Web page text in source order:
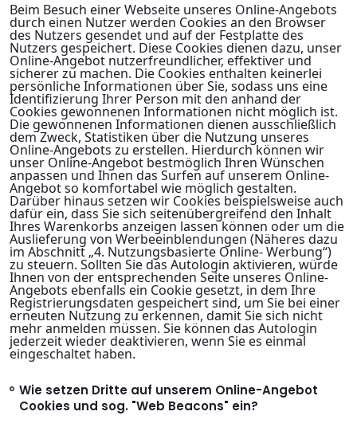
Beim Besuch einer Webseite unseres Online-Angebots
durch einen Nutzer werden Cookies an den Browser
des Nutzers gesendet und auf der Festplatte des
Nutzers gespeichert. Diese Cookies dienen dazu, unser
Online-Angebot nutzerfreundlicher, effektiver und
sicherer zu machen. Die Cookies enthalten keinerlei
persönliche Informationen über Sie, sodass uns eine
Identifizierung Ihrer Person mit den anhand der
Cookies gewonnenen Informationen nicht möglich ist.
Die gewonnenen Informationen dienen ausschließlich
dem Zweck, Statistiken über die Nutzung unseres
Online-Angebots zu erstellen. Hierdurch können wir
unser Online-Angebot bestmöglich Ihren Wünschen
anpassen und Ihnen das Surfen auf unserem Online-
Angebot so komfortabel wie möglich gestalten.
Darüber hinaus setzen wir Cookies beispielsweise auch
dafür ein, dass Sie sich seitenübergreifend den Inhalt
Ihres Warenkorbs anzeigen lassen können oder um die
Auslieferung von Werbeeinblendungen (Näheres dazu
im Abschnitt „4. Nutzungsbasierte Online- Werbung“)
zu steuern. Sollten Sie das Autologin aktivieren, würde
Ihnen von der entsprechenden Seite unseres Online-
Angebots ebenfalls ein Cookie gesetzt, in dem Ihre
Registrierungsdaten gespeichert sind, um Sie bei einer
erneuten Nutzung zu erkennen, damit Sie sich nicht
mehr anmelden müssen. Sie können das Autologin
jederzeit wieder deaktivieren, wenn Sie es einmal
eingeschaltet haben.
Wie setzen Dritte auf unserem Online-Angebot
Cookies und sog. "Web Beacons" ein?